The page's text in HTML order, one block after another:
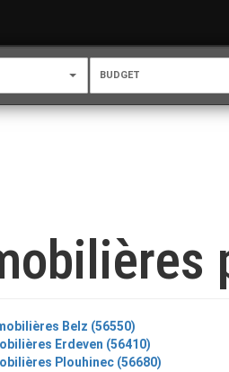
BUDGET
Belz (56550)
Erdeven (56410)
Plouhinec (56680)